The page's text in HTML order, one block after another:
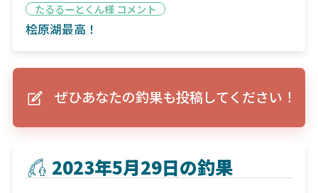
たるるーとくん様 コメント
桧原湖最高！
ぜひあなたの釣果も投稿してください！
2023年5月29日の釣果